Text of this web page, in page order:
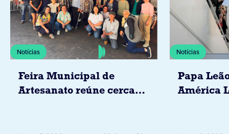
Notícias
Feira Municipal de
Artesanato reúne cerca
Notícias
Papa
América